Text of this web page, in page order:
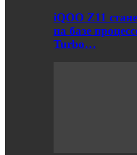
iQOO Z11
на базе
Turbo…